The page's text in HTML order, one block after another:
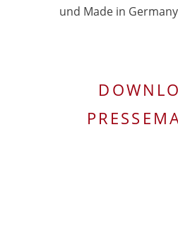
und Made in